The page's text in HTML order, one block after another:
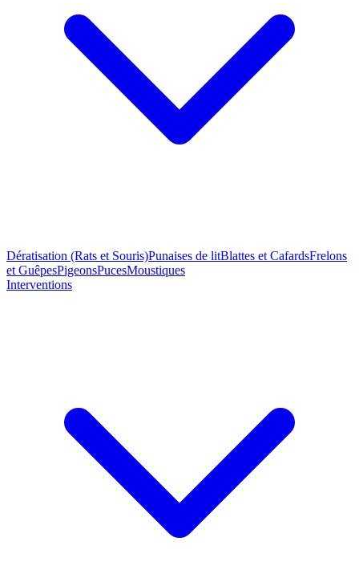
Dératisation (Rats et Souris)Punaises de litBlattes et CafardsFrelons
et GuêpesPigeonsPucesMoustiques
Interventions